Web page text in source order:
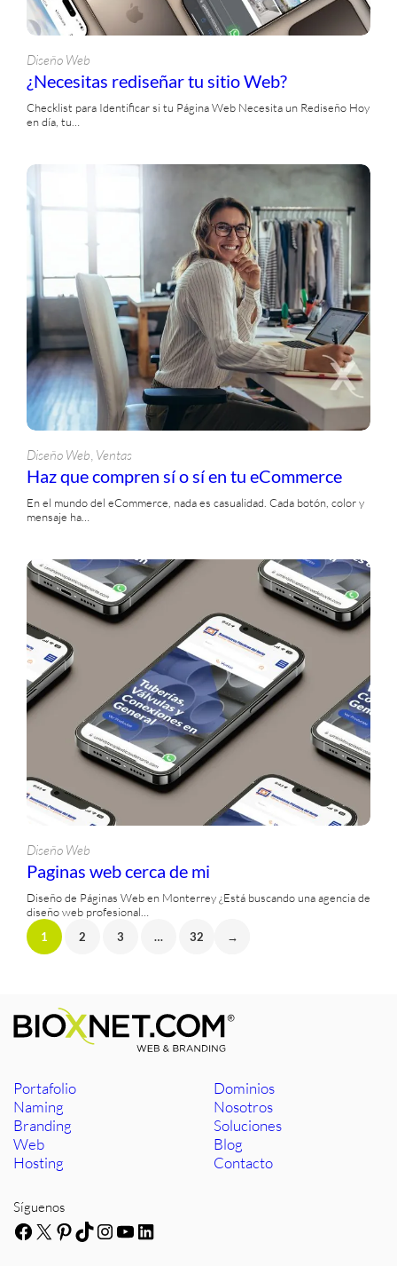
Diseño Web
¿Necesitas rediseñar tu sitio Web?
Checklist para Identificar si tu Página Web Necesita un Rediseño Hoy
en día, tu…
Diseño Web Ventas
Haz que compren sí o sí en tu eCommerce
En el mundo del eCommerce, nada es casualidad. Cada botón, color y
mensaje ha…
Diseño Web
Paginas web cerca de mi
Diseño de Páginas Web en Monterrey ¿Está buscando una agencia de
diseño web profesional…
1
2 3 … 32 →
Portafolio
Naming
Branding
Web
Hosting
Dominios
Nosotros
Soluciones
Blog
Contacto
Síguenos
Facebook
X Pinterest
TikTok
Instagram
YouTube
LinkedIn